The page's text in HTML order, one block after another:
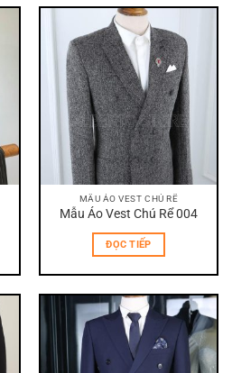
MẪU ÁO VEST CHÚ RỂ
Mẫu Áo Vest Chú Rể 004
ĐỌC TIẾP